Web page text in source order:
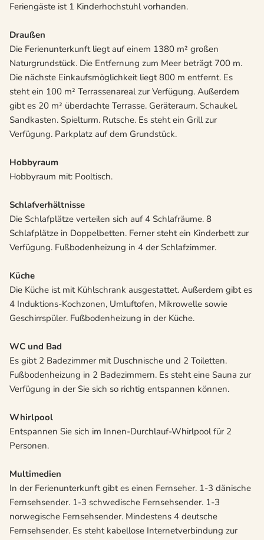
Feriengäste ist 1 Kinderhochstuhl vorhanden.
Draußen
Die Ferienunterkunft liegt auf einem 1380 m² großen
Naturgrundstück. Die Entfernung zum Meer beträgt 700 m.
Die nächste Einkaufsmöglichkeit liegt 800 m entfernt. Es
steht ein 100 m² Terrassenareal zur Verfügung. Außerdem
gibt es 20 m² überdachte Terrasse. Geräteraum. Schaukel.
Sandkasten. Spielturm. Rutsche. Es steht ein Grill zur
Verfügung. Parkplatz auf dem Grundstück.
Hobbyraum
Hobbyraum mit: Pooltisch.
Schlafverhältnisse
Die Schlafplätze verteilen sich auf 4 Schlafräume. 8
Schlafplätze in Doppelbetten. Ferner steht ein Kinderbett zur
Verfügung. Fußbodenheizung in 4 der Schlafzimmer.
Küche
Die Küche ist mit Kühlschrank ausgestattet. Außerdem gibt es
4 Induktions-Kochzonen, Umluftofen, Mikrowelle sowie
Geschirrspüler. Fußbodenheizung in der Küche.
WC und Bad
Es gibt 2 Badezimmer mit Duschnische und 2 Toiletten.
Fußbodenheizung in 2 Badezimmern. Es steht eine Sauna zur
Verfügung in der Sie sich so richtig entspannen können.
Whirlpool
Entspannen Sie sich im Innen-Durchlauf-Whirlpool für 2
Personen.
Multimedien
In der Ferienunterkunft gibt es einen Fernseher. 1-3 dänische
Fernsehsender. 1-3 schwedische Fernsehsender. 1-3
norwegische Fernsehsender. Mindestens 4 deutsche
Fernsehsender. Es steht kabellose Internetverbindung zur